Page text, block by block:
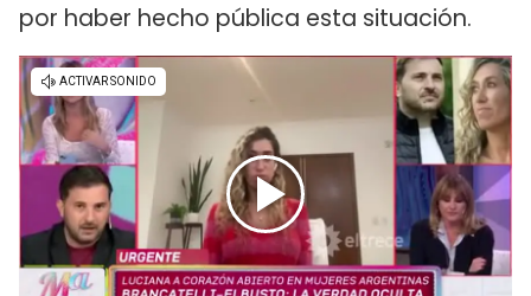
por haber hecho pública esta situación.